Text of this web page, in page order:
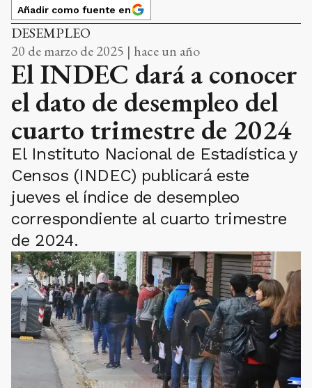
Añadir como fuente en
DESEMPLEO
20 de marzo de 2025 | hace un año
El INDEC dará a conocer
el dato de desempleo del
cuarto trimestre de 2024
El Instituto Nacional de Estadística y
Censos (INDEC) publicará este
jueves el índice de desempleo
correspondiente al cuarto trimestre
de 2024.